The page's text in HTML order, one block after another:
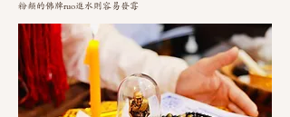
粉類的佛牌ruo進水則容易發霉